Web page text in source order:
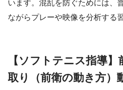
います。混乱を防ぐためには、
ながらプレーや映像を分析する
【ソフトテニス指導
取り（前衛の動き方）